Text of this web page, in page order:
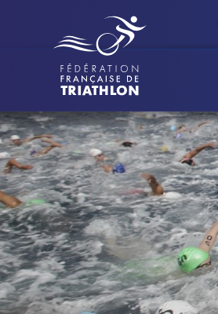
Panneau de gestion des cookies